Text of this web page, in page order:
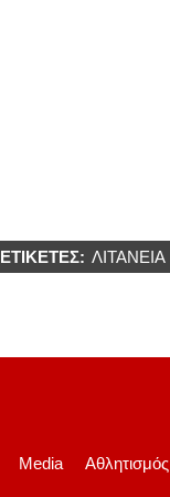
ΕΤΙΚΈΤΕΣ: ΛΙΤΑΝΕΙΑ
Media Αθλητισμός